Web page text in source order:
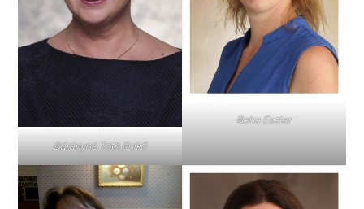
Bárányné Tóth Enikő
Boha Eszter